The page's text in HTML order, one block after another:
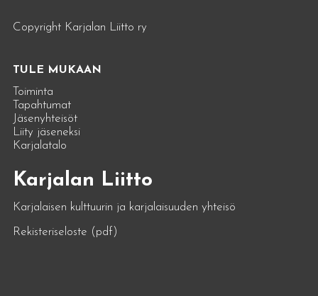
Copyright Karjalan Liitto ry
TULE MUKAAN
Toiminta
Tapahtumat
Jäsenyhteisöt
Liity jäseneksi
Karjalatalo
Karjalan Liitto
Karjalaisen kulttuurin ja karjalaisuuden yhteisö
Rekisteriseloste (pdf)